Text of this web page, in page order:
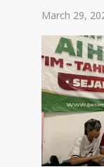
March 29,